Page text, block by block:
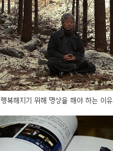
행복해지기 위해 명상을 해야 하는 이유